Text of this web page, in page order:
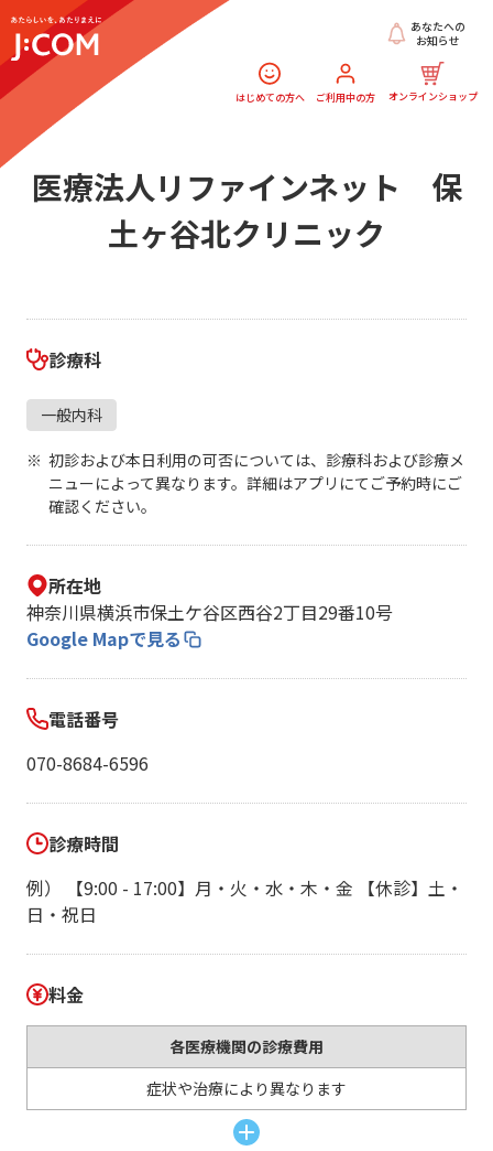
はじめての方へ ご利用中の方 オンラインショップ
あなたへの
お知らせ
医療法人リファインネット 保
土ヶ谷北クリニック
診療科
一般内科
初診および本日利用の可否については、診療科および診療メ
ニューによって異なります。詳細はアプリにてご予約時にご
確認ください。
所在地
神奈川県横浜市保土ケ谷区西谷2丁目29番10号
Google Mapで見る
電話番号
070-8684-6596
診療時間
例） 【9:00 - 17:00】月・火・水・木・金 【休診】土・
日・祝日
料金
各医療機関の診療費用
症状や治療により異なります